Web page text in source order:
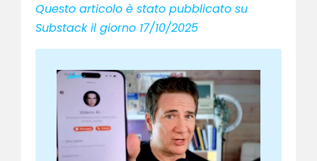
Questo articolo è stato pubblicato su
Substack il giorno 17/10/2025